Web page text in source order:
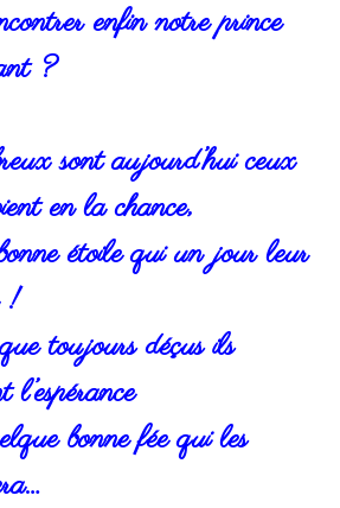
enfin notre prince
?
sont aujourd’hui ceux
en la chance,
étoile qui un jour leur
!
toujours déçus ils
l’espérance
bonne fée qui les